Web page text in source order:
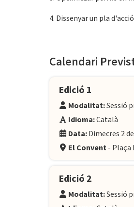
4. Dissenyar un pla
Calendari
Edició 1
Modalitat:Sessió
Idioma:Català
Data: Dimecres 2
El Convent - Plaça
Edició 2
Modalitat:Sessió